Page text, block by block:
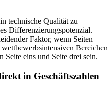
technische Qualität zu
Differenzierungspotenzial.
Faktor, wenn Seiten
Bereichen
Seite eins und Seite drei sein.
in Geschäftszahlen